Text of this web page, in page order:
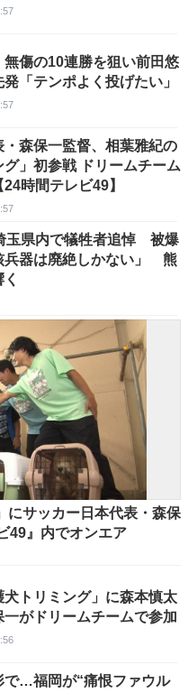
無傷の10連勝を狙い前田悠
「テンポよく投げたい」
森保一監督、相葉雅紀の
グ」初参戦 ドリームチーム
時間テレビ49】
県内で犠牲者追悼 被爆
兵器は廃絶しかない」 熊
にサッカー日本代表・森保
49』内でオンエア
トリミング」に森本慎太
一がドリームチームで参加
で…福岡が“痛恨ファウル